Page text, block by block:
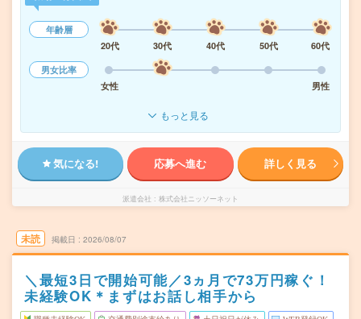
年齢層
20代
30代 40代 50代
60代
男女比率
女性
男性
もっと見る
気になる! 応募へ進む 詳しく見る
派遣会社 株式会社ニッソーネット
未読 掲載日 2026/08/07
＼最短3日で開始可能／3ヵ月で73万円稼ぐ！
未経験OK＊まずはお話し相手から